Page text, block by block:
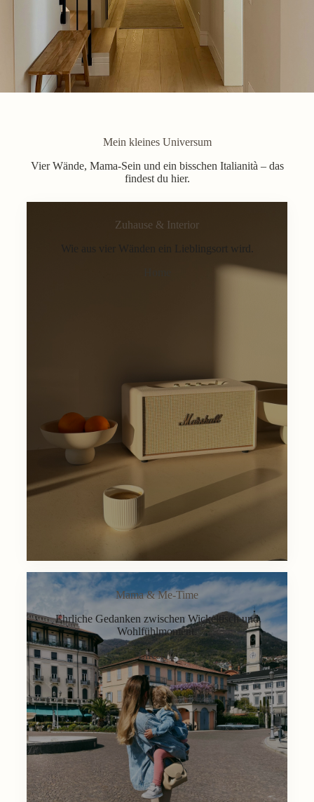
Mein kleines Universum
Vier Wände, Mama-Sein und ein bisschen Italianità – das
findest du hier.
Zuhause & Interior
Wie aus vier Wänden ein Lieblingsort wird.
Mama & Me-Time
Ehrliche Gedanken zwischen Wickeltisch und
Wohlfühlmoment.
Lifestyle